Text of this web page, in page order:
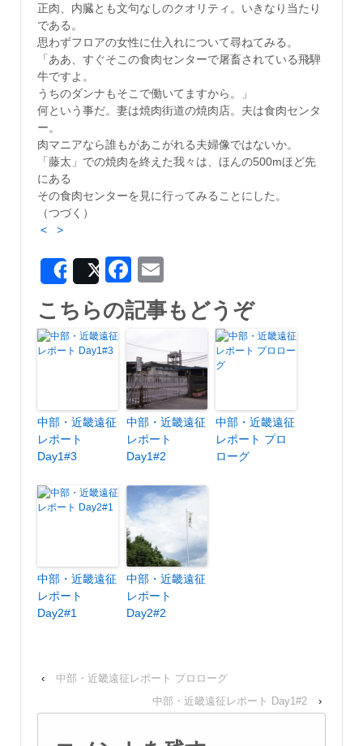
正肉、内臓とも文句なしのクオリティ。いきなり当たり
である。
思わずフロアの女性に仕入れについて尋ねてみる。
「ああ、すぐそこの食肉センターで屠畜されている飛騨
牛ですよ。
うちのダンナもそこで働いてますから。」
何という事だ。妻は焼肉街道の焼肉店。夫は食肉センタ
ー。
肉マニアなら誰もがあこがれる夫婦像ではないか。
「藤太」での焼肉を終えた我々は、ほんの500mほど先
にある
その食肉センターを見に行ってみることにした。
（つづく）
<
>
SharePostFacebook
こちらの記事もどうぞ
中部・近畿遠征
レポート
Day1#3
中部・近畿遠征
レポート
Day1#2
中部・近畿遠征
レポート プロ
ローグ
中部・近畿遠征
レポート
Day2#1
中部・近畿遠征
レポート
Day2#2
‹
中部・近畿遠征レポート プロローグ
中部・近畿遠征レポート Day1#2
›